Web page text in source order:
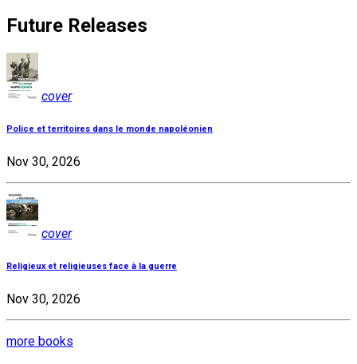
Future Releases
cover
Police et territoires dans le monde napoléonien
Nov 30, 2026
cover
Religieux et religieuses face à la guerre
Nov 30, 2026
more books